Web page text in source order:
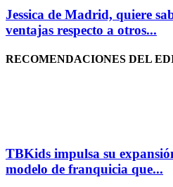
Jessica de Madrid, quiere
ventajas respecto a otros...
RECOMENDACIONES DEL
TBKids impulsa su
modelo de franquicia que...